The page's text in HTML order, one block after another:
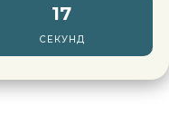
15
СЕКУНД